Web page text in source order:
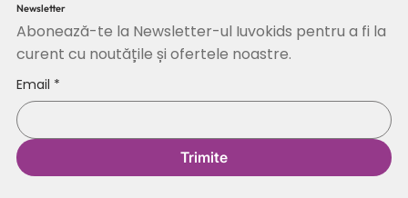
Newsletter
Abonează-te la Newsletter-ul Iuvokids pentru a fi la
curent cu noutățile și ofertele noastre.
Email *
Trimite